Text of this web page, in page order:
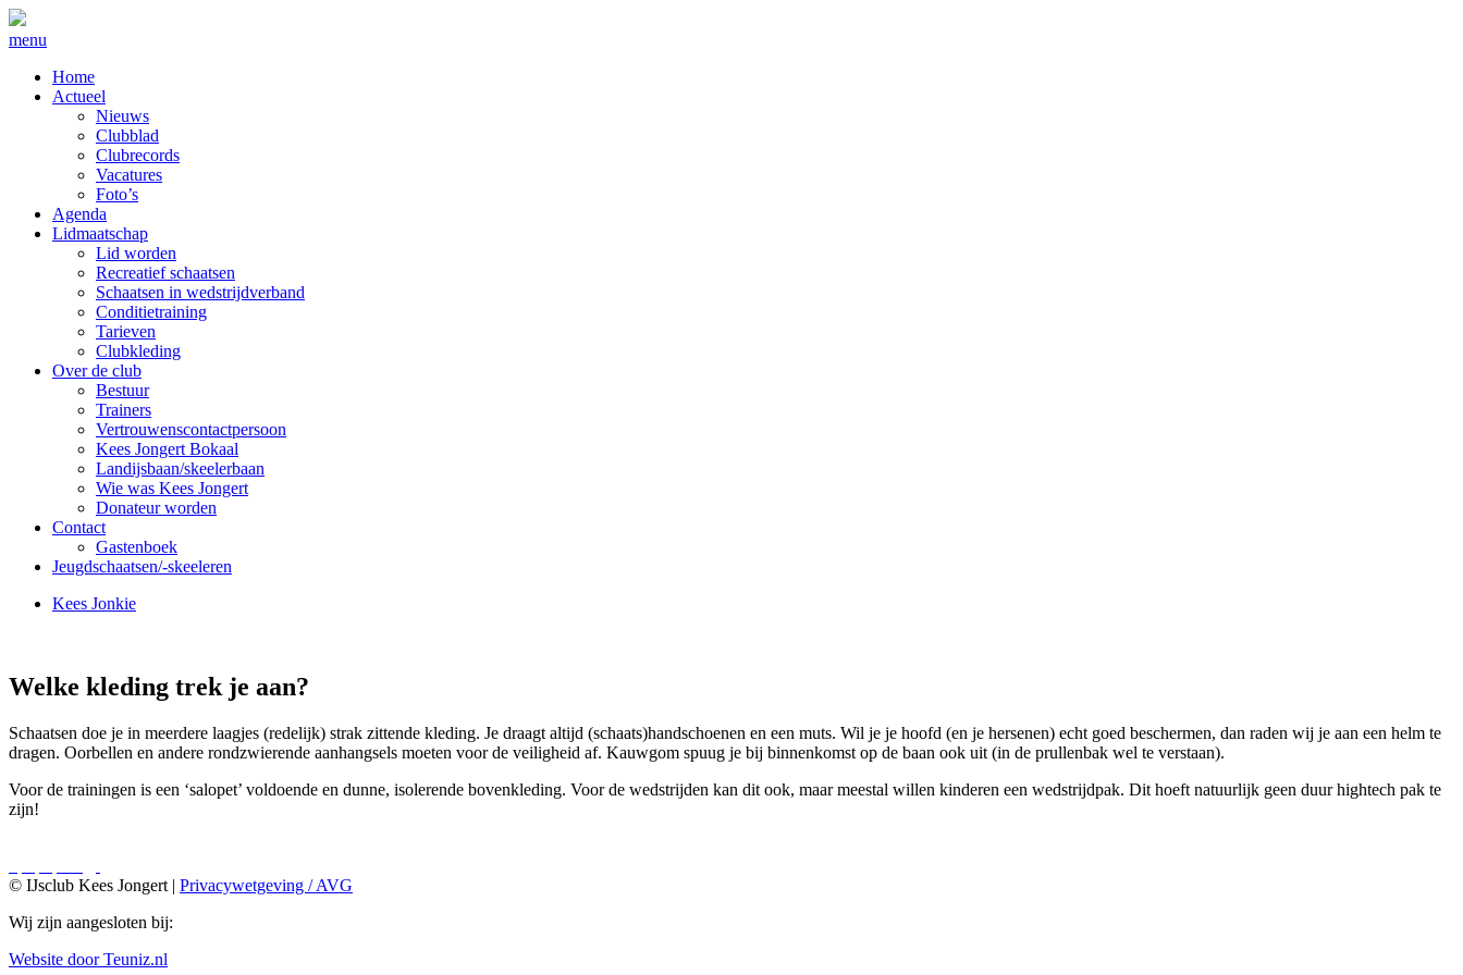
menu
Home
Actueel
Nieuws
Clubblad
Clubrecords
Vacatures
Foto’s
Agenda
Lidmaatschap
Lid worden
Recreatief schaatsen
Schaatsen in wedstrijdverband
Conditietraining
Tarieven
Clubkleding
Over de club
Bestuur
Trainers
Vertrouwenscontactpersoon
Kees Jongert Bokaal
Landijsbaan/skeelerbaan
Wie was Kees Jongert
Donateur worden
Contact
Gastenboek
Jeugdschaatsen/-skeeleren
Kees Jonkie
Welke kleding trek je aan?
Schaatsen doe je in meerdere laagjes (redelijk) strak zittende kleding. Je draagt altijd (schaats)handschoenen en een muts. Wil je je hoofd (en je hersenen) echt goed beschermen, dan raden wij je aan een helm te
dragen. Oorbellen en andere rondzwierende aanhangsels moeten voor de veiligheid af. Kauwgom spuug je bij binnenkomst op de baan ook uit (in de prullenbak wel te verstaan).
Voor de trainingen is een ‘salopet’ voldoende en dunne, isolerende bovenkleding. Voor de wedstrijden kan dit ook, maar meestal willen kinderen een wedstrijdpak. Dit hoeft natuurlijk geen duur hightech pak te
zijn!
© IJsclub Kees Jongert | Privacywetgeving / AVG
Wij zijn aangesloten bij:
Website door Teuniz.nl